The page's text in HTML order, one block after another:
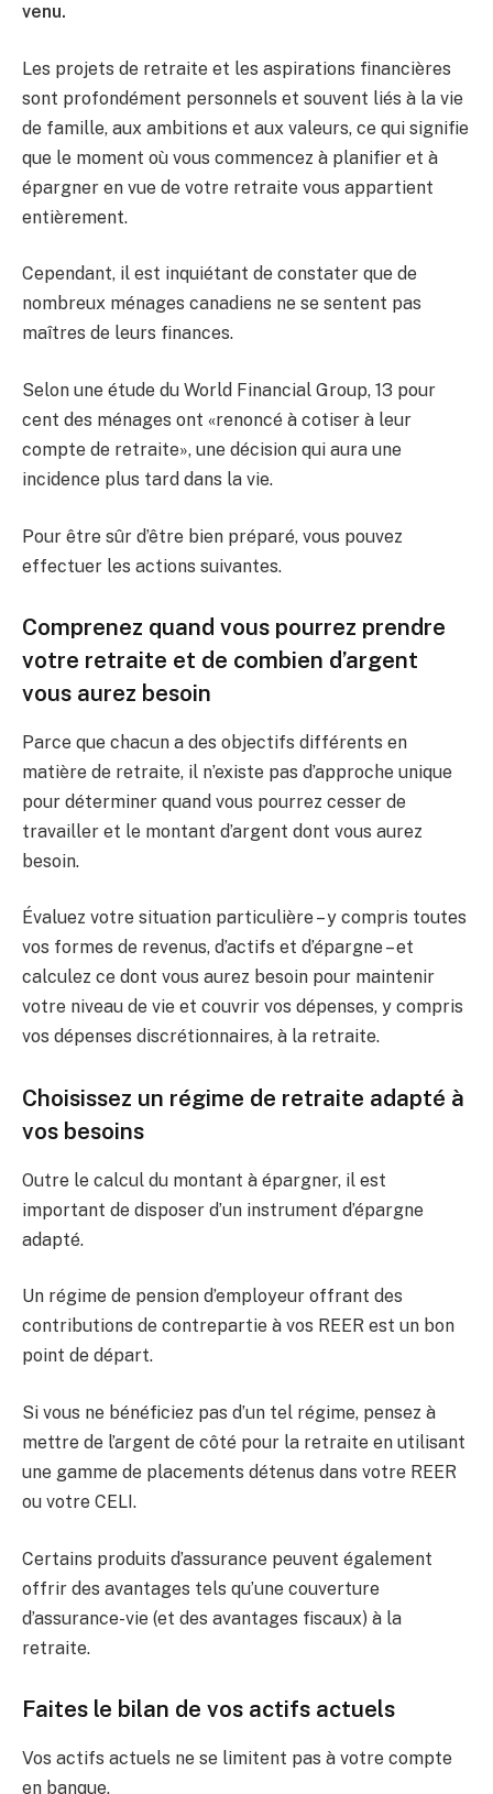
venu.
Les projets de retraite et les aspirations financières
sont profondément personnels et souvent liés à la vie
de famille, aux ambitions et aux valeurs, ce qui signifie
que le moment où vous commencez à planifier et à
épargner en vue de votre retraite vous appartient
entièrement.
Cependant, il est inquiétant de constater que de
nombreux ménages canadiens ne se sentent pas
maîtres de leurs finances.
Selon une étude du World Financial Group, 13 pour
cent des ménages ont «renoncé à cotiser à leur
compte de retraite», une décision qui aura une
incidence plus tard dans la vie.
Pour être sûr d’être bien préparé, vous pouvez
effectuer les actions suivantes.
Comprenez quand vous pourrez prendre
votre retraite et de combien d’argent
vous aurez besoin
Parce que chacun a des objectifs différents en
matière de retraite, il n’existe pas d’approche unique
pour déterminer quand vous pourrez cesser de
travailler et le montant d’argent dont vous aurez
besoin.
Évaluez votre situation particulière – y compris toutes
vos formes de revenus, d’actifs et d’épargne – et
calculez ce dont vous aurez besoin pour maintenir
votre niveau de vie et couvrir vos dépenses, y compris
vos dépenses discrétionnaires, à la retraite.
Choisissez un régime de retraite adapté à
vos besoins
Outre le calcul du montant à épargner, il est
important de disposer d’un instrument d’épargne
adapté.
Un régime de pension d’employeur offrant des
contributions de contrepartie à vos REER est un bon
point de départ.
Si vous ne bénéficiez pas d’un tel régime, pensez à
mettre de l’argent de côté pour la retraite en utilisant
une gamme de placements détenus dans votre REER
ou votre CELI.
Certains produits d’assurance peuvent également
offrir des avantages tels qu’une couverture
d’assurance-vie (et des avantages fiscaux) à la
retraite.
Faites le bilan de vos actifs actuels
Vos actifs actuels ne se limitent pas à votre compte
en banque.